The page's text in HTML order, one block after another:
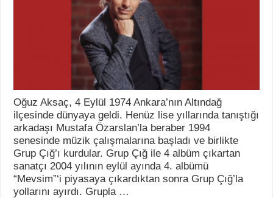
Oğuz Aksaç, 4 Eylül 1974 Ankara’nın Altındağ
ilçesinde dünyaya geldi. Henüz lise yıllarında tanıştığı
arkadaşı Mustafa Özarslan’la beraber 1994
senesinde müzik çalışmalarına başladı ve birlikte
Grup Çığ’ı kurdular. Grup Çığ ile 4 albüm çıkartan
sanatçı 2004 yılının eylül ayında 4. albümü
“Mevsim”‘i piyasaya çıkardıktan sonra Grup Çığ’la
yollarını ayırdı. Grupla …